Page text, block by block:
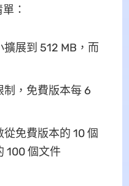
：
展到 512 MB，而
制，免費版本每 6
免費版本的 10 個
100 個文件